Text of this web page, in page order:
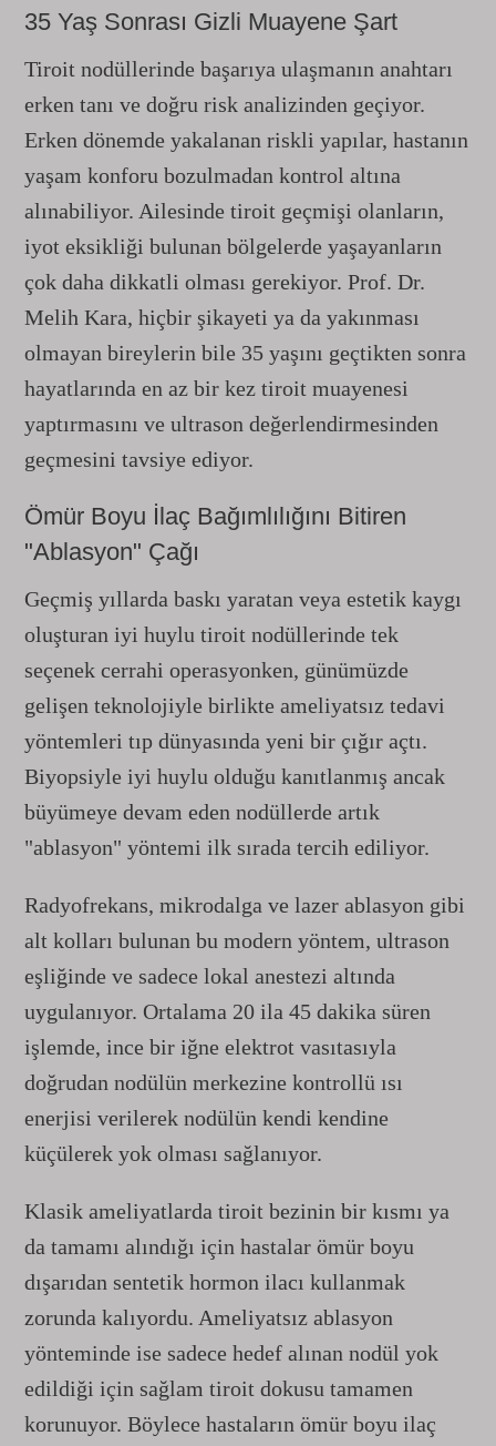
35 Yaş Sonrası Gizli Muayene Şart
Tiroit nodüllerinde başarıya ulaşmanın anahtarı
erken tanı ve doğru risk analizinden geçiyor.
Erken dönemde yakalanan riskli yapılar, hastanın
yaşam konforu bozulmadan kontrol altına
alınabiliyor. Ailesinde tiroit geçmişi olanların,
iyot eksikliği bulunan bölgelerde yaşayanların
çok daha dikkatli olması gerekiyor. Prof. Dr.
Melih Kara, hiçbir şikayeti ya da yakınması
olmayan bireylerin bile 35 yaşını geçtikten sonra
hayatlarında en az bir kez tiroit muayenesi
yaptırmasını ve ultrason değerlendirmesinden
geçmesini tavsiye ediyor.
Ömür Boyu İlaç Bağımlılığını Bitiren
"Ablasyon" Çağı
Geçmiş yıllarda baskı yaratan veya estetik kaygı
oluşturan iyi huylu tiroit nodüllerinde tek
seçenek cerrahi operasyonken, günümüzde
gelişen teknolojiyle birlikte ameliyatsız tedavi
yöntemleri tıp dünyasında yeni bir çığır açtı.
Biyopsiyle iyi huylu olduğu kanıtlanmış ancak
büyümeye devam eden nodüllerde artık
"ablasyon" yöntemi ilk sırada tercih ediliyor.
Radyofrekans, mikrodalga ve lazer ablasyon gibi
alt kolları bulunan bu modern yöntem, ultrason
eşliğinde ve sadece lokal anestezi altında
uygulanıyor. Ortalama 20 ila 45 dakika süren
işlemde, ince bir iğne elektrot vasıtasıyla
doğrudan nodülün merkezine kontrollü ısı
enerjisi verilerek nodülün kendi kendine
küçülerek yok olması sağlanıyor.
Klasik ameliyatlarda tiroit bezinin bir kısmı ya
da tamamı alındığı için hastalar ömür boyu
dışarıdan sentetik hormon ilacı kullanmak
zorunda kalıyordu. Ameliyatsız ablasyon
yönteminde ise sadece hedef alınan nodül yok
edildiği için sağlam tiroit dokusu tamamen
korunuyor. Böylece hastaların ömür boyu ilaç